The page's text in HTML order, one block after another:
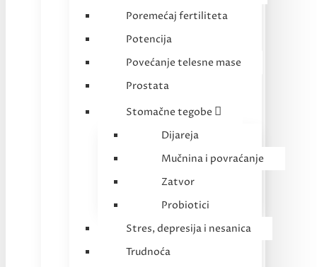
Poremećaj fertiliteta
Potencija
Povećanje telesne mase
Prostata
Stomačne tegobe
Dijareja
Mučnina i povraćanje
Zatvor
Probiotici
Stres, depresija i nesanica
Trudnoća